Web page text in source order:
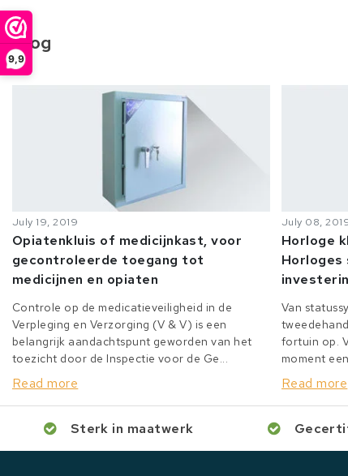
9,9
Blog
July 19, 2019
Opiatenkluis of medicijnkast, voor
gecontroleerde toegang tot
medicijnen en opiaten
Controle op de medicatieveiligheid in de
Verpleging en Verzorging (V & V) is een
belangrijk aandachtspunt geworden van het
toezicht door de Inspectie voor de Ge...
Read more
July 08,
Horloge
Horloges
Van
fortuin op.
moment
Read more
Sterk in maatwerk